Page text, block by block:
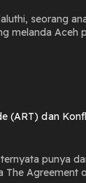
nyata dan
#KRKP
(ART) dan
punya